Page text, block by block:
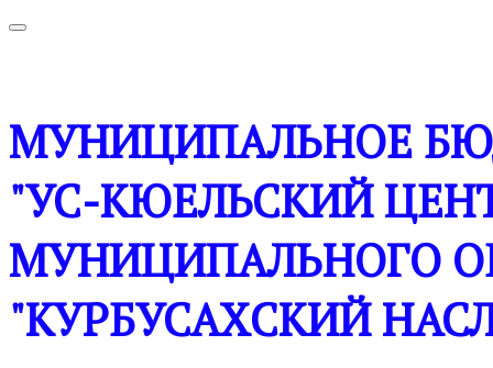
МУНИЦИПАЛЬНОЕ
"УС-КЮЕЛЬСКИЙ
МУНИЦИПАЛЬНОГО
"КУРБУСАХСКИЙ